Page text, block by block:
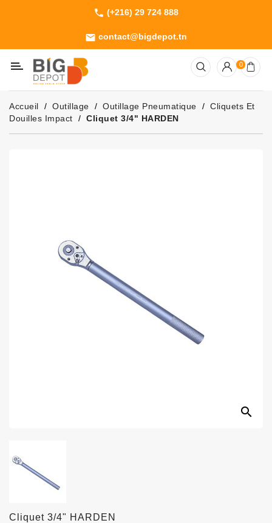
phone (+216) 29 724 888
email contact@bigdepot.tn
Machines
Outillage
Jardinage
Consommables
0
Accueil Outillage Outillage Pneumatique
Cliquets Et
Douilles Impact
Cliquet 3/4" HARDEN
search
Cliquet 3/4" HARDEN